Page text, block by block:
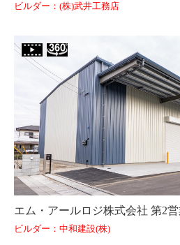
ビルダー：(株)武井工務店
エム・アールロジ株式会社 第2営
ビルダー：中和建設(株)